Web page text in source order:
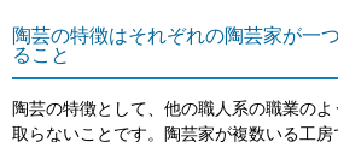
陶芸の特徴はそれぞれの陶芸家が一
ること
陶芸の特徴として、他の職人系の職業の
取らないことです。陶芸家が複数いる工